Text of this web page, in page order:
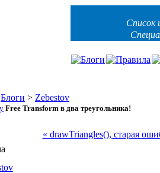
Список
Блоги > Zebestov
Free Transform в два треугольника!
« drawTriangles(), старая